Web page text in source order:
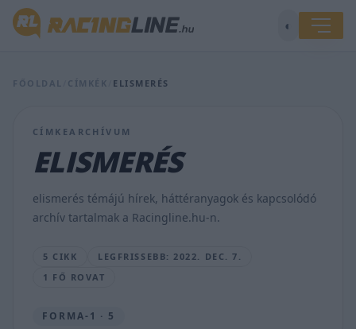
◐
FŐOLDAL CÍMKÉK ELISMERÉS
CÍMKEARCHÍVUM
ELISMERÉS
elismerés témájú hírek, háttéranyagok és kapcsolódó
archív tartalmak a Racingline.hu-n.
5 CIKK
LEGFRISSEBB: 2022. DEC. 7.
1 FŐ ROVAT
FORMA-1 · 5
Rendkívüli
elismerésben
Kevin
Magnussen
2022.